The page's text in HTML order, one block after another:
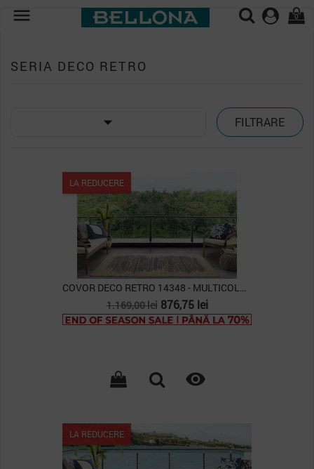
 0
SERIA DECO RETRO
 FILTRARE
LA REDUCERE
COVOR DECO RETRO 14348 - MULTICOLOR 160X230
Pret
de
1.169,00 lei Pret
876,75 lei

LA REDUCERE